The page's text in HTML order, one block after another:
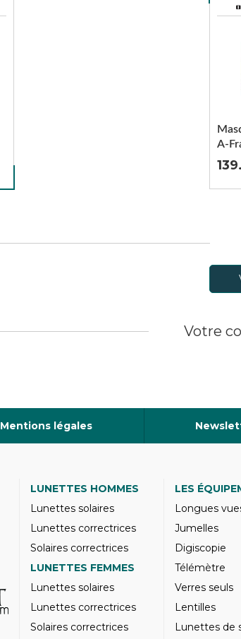
A-
Votre
Mentions légales
LUNETTES HOMMES
Lunettes solaires
Lunettes correctrices
Solaires correctrices
LUNETTES FEMMES
Lunettes solaires
Lunettes correctrices
Solaires correctrices
LES
Longues
Jumelles
Digiscopie
Télémètre
Verres seuls
Lentilles
Lunettes de